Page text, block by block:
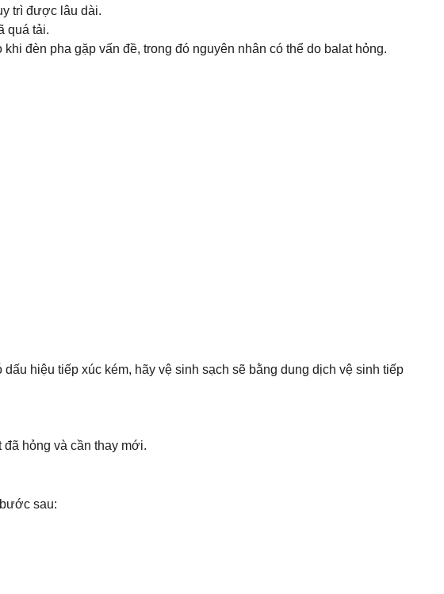
trì được lâu dài.
quá tải.
đèn pha gặp vấn đề, trong đó nguyên nhân có thể do balat hỏng.
hiệu tiếp xúc kém, hãy vệ sinh sạch sẽ bằng dung dịch vệ sinh tiếp
hỏng và cần thay mới.
sau: